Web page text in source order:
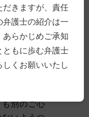
の活動を評
のご依頼
介をいた
ん、弁護
対応させ
別のご心
きますが、責任
護士の紹介は一
らかじめご承知
ともに歩む弁護士
くお願いいたし